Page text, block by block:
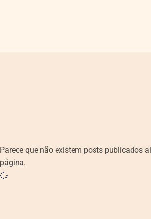
Parece que não existem posts publicados
página.